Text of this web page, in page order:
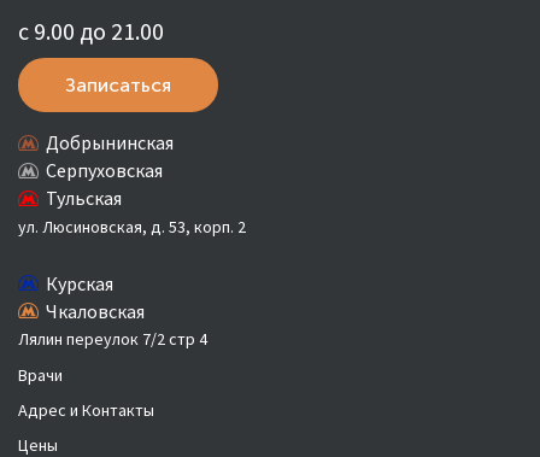
Врачи
Адрес и Контакты
Цены
с 9.00 до 21.00
Записаться
Добрынинская
Серпуховская
Тульская
ул. Люсиновская, д. 53, корп. 2
Курская
Чкаловская
Лялин переулок 7/2 стр 4